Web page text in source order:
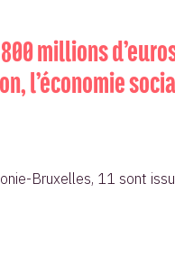
millions
l’économie
Bruxelles, 11 sont